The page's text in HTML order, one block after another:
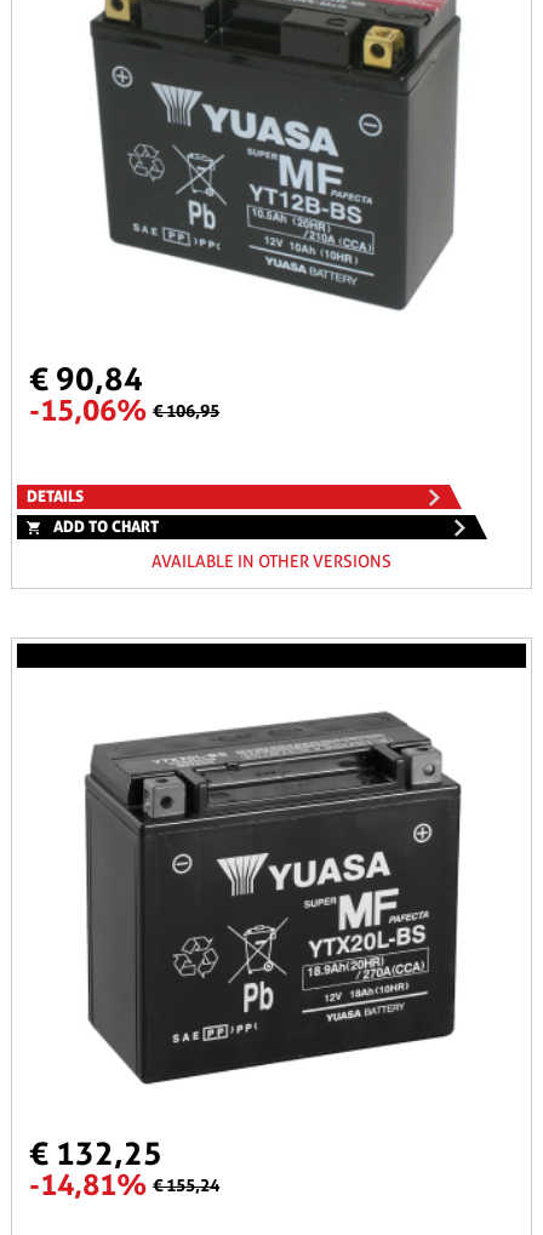
€ 90,84
-15,06% € 106,95
DETAILS
ADD TO CHART
AVAILABLE IN OTHER VERSIONS
€ 132,25
-14,81% € 155,24